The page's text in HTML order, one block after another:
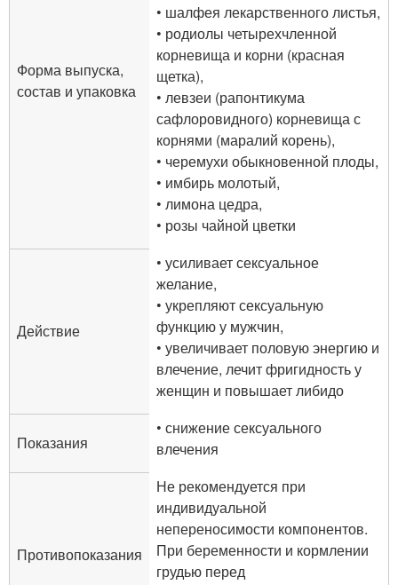
Форма выпуска,
состав и упаковка
• шалфея лекарственного листья,
• родиолы четырехчленной
корневища и корни (красная
щетка),
• левзеи (рапонтикума
сафлоровидного) корневища с
корнями (маралий корень),
• черемухи обыкновенной плоды,
• имбирь молотый,
• лимона цедра,
• розы чайной цветки
Действие
• усиливает сексуальное
желание,
• укрепляют сексуальную
функцию у мужчин,
• увеличивает половую энергию и
влечение, лечит фригидность у
женщин и повышает либидо
Показания
• снижение сексуального
влечения
Противопоказания
Не рекомендуется при
индивидуальной
непереносимости компонентов.
При беременности и кормлении
грудью перед